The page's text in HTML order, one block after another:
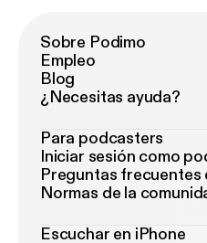
Sobre Podimo
Empleo
Blog
¿Necesitas ayuda?
Para podcasters
Iniciar sesión como
Preguntas frecuentes
Normas de la
Escuchar en iPhone